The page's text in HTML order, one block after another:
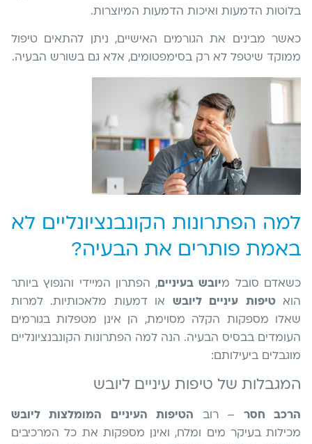
בלוטות הדמעות ואיכות הדמעות המיוצרות.
כאשר מבינים את הגורמים האישיים, ניתן להתאים טיפול
ממוקד שיטפל לא רק בסימפטומים, אלא גם בשורש הבעיה.
למה הפתרונות הקונבנציונליים לא
באמת פותרים את הבעיה?
כשאדם סובל מיובש בעיניים, הפתרון המיידי והנפוץ ביותר
הואטיפות עיניים ליובש או דמעות מלאכותיות. למרות
שאלו מספקות הקלה מסוימת, הן אינן מטפלות בגורמים
העומדים בבסיס הבעיה. הנה למה הפתרונות הקונבנציונליים
מוגבלים ביעילותם:
המגבלות של טיפות עיניים ליובש
הרכב חסר – רוב הטיפות העיניים המומלצות ליובש
מכילות בעיקר מים ומלח, ואינן מספקות את כל המרכיבים